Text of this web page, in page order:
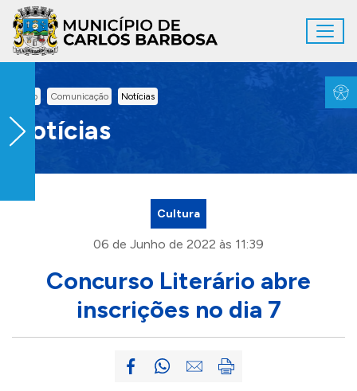
Ir para conteúdo principal
Inicio Comunicação Notícias
Notícias
Cultura
06 de Junho de 2022 às 11:39
Concurso Literário abre
inscrições no dia 7